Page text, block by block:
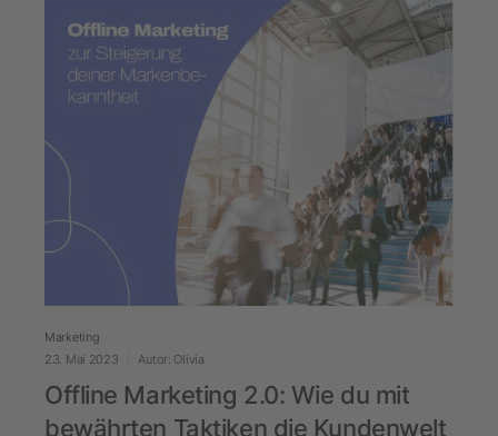
Marketing
23. Mai 2023
Autor: Olivia
Offline Marketing 2.0: Wie du mit
bewährten Taktiken die Kundenwelt